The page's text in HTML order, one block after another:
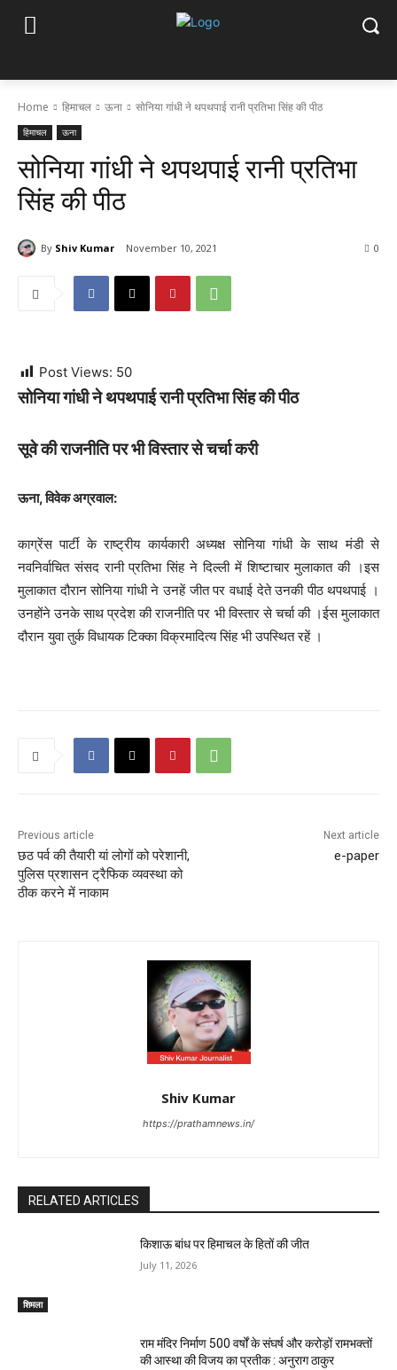
Home हिमाचल ऊना सोनिया गांधी ने थपथपाई रानी प्रतिभा सिंह की पीठ
हिमाचल ऊना
सोनिया गांधी ने थपथपाई रानी प्रतिभा
सिंह की पीठ
By Shiv Kumar November 10, 2021 0
Post Views: 50
सोनिया गांधी ने थपथपाई रानी प्रतिभा सिंह की पीठ
सूवे की राजनीति पर भी विस्तार से चर्चा करी
ऊना, विवेक अग्रवाल:
काग्रेंस पार्टी के राष्ट्रीय कार्यकारी अध्यक्ष सोनिया गांधी के साथ मंडी से
नवनिर्वाचित संसद रानी प्रतिभा सिंह ने दिल्ली में शिष्टाचार मुलाकात की ।इस
मुलाकात दौरान सोनिया गांधी ने उनहें जीत पर वधाई देते उनकी पीठ थपथपाई ।
उनहोंने उनके साथ प्रदेश की राजनीति पर भी विस्तार से चर्चा की ।ईस मुलाकात
दौरान युवा तुर्क विधायक टिक्का विक्रमादित्य सिंह भी उपस्थित रहें ।
Previous article
छठ पर्व की तैयारी यां लोगों को परेशानी,
पुलिस प्रशासन ट्रैफिक व्यवस्था को
ठीक करने में नाकाम
Next article
e-paper
Shiv Kumar
https://prathamnews.in/
RELATED ARTICLES
शिमला
किशाऊ बांध पर हिमाचल के हितों की जीत
July 11, 2026
राम मंदिर निर्माण 500 वर्षों के संघर्ष और करोड़ों रामभक्तों
की आस्था की विजय का प्रतीक : अनुराग ठाकुर